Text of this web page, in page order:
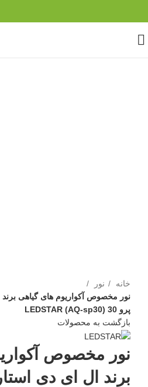
خانه
نور
نور مخصوص آکواریوم های گیاهی
پرو LEDSTAR (AQ-sp30) 30
بازگشت به محصولات
نور مخصوص
برند ال ای دی